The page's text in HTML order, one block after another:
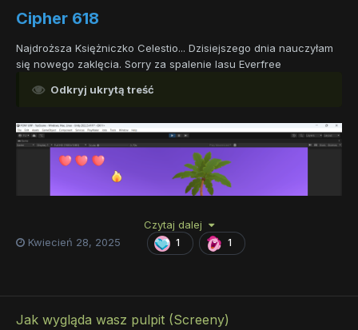
Cipher 618
Najdroższa Księżniczko Celestio... Dzisiejszego dnia nauczyłam
się nowego zaklęcia. Sorry za spalenie lasu Everfree
Odkryj ukrytą treść
Czytaj dalej
Kwiecień 28, 2025
1 1
Jak wygląda wasz pulpit (Screeny)